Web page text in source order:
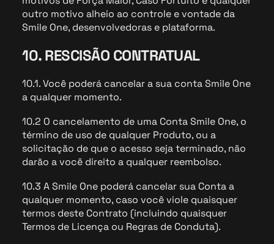
outro motivo alheio ao controle e vontade da
Smile One, desenvolvedoras e plataforma.
10. RESCISÃO CONTRATUAL
10.1. Você poderá cancelar a sua conta Smile One
a qualquer momento.
10.2 O cancelamento de uma Conta Smile One, o
término de uso de qualquer Produto, ou a
solicitação de que o acesso seja terminado, não
darão a você direito a qualquer reembolso.
10.3 A Smile One poderá cancelar sua Conta a
qualquer momento, caso você viole quaisquer
termos deste Contrato (incluindo quaisquer
Termos de Licença ou Regras de Conduta).